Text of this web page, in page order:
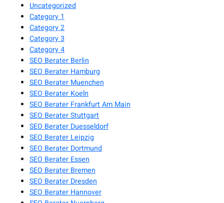
Uncategorized
Category 1
Category 2
Category 3
Category 4
SEO Berater Berlin
SEO Berater Hamburg
SEO Berater Muenchen
SEO Berater Koeln
SEO Berater Frankfurt Am Main
SEO Berater Stuttgart
SEO Berater Duesseldorf
SEO Berater Leipzig
SEO Berater Dortmund
SEO Berater Essen
SEO Berater Bremen
SEO Berater Dresden
SEO Berater Hannover